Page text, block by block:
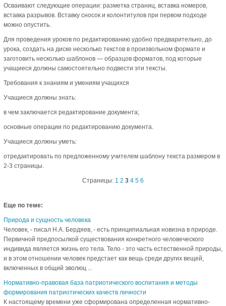
Осваивают следующие операции: разметка страниц, вставка номеров,
вставка разрывов. Вставку сносок и колонтитулов при первом подходе
можно опустить.
Для проведения уроков по редактированию удобно предварительно, до
урока, создать на диске несколько текстов в произвольном формате и
заготовить несколько шаблонов — образцов форматов, под которые
учащиеся должны самостоятельно подвести эти тексты.
Требования к знаниям и умениям учащихся
Учащиеся должны знать:
в чем заключается редактирование документа;
основные операции по редактированию документа.
Учащиеся должны уметь:
отредактировать по предложенному учителем шаблону текста размером в
2-3 страницы.
Страницы: 1 2 3 4 5 6
Еще по теме:
Природа и сущность человека
Человек, - писал Н.А. Бердяев, - есть принципиальная новизна в природе.
Первичной предпосылкой существования конкретного человеческого
индивида является жизнь его тела. Тело - это часть естественной природы,
и в этом отношении человек предстает как вещь среди других вещей,
включенных в общий эволюц ...
Нормативно-правовая база патриотического воспитания и методы
формирования патриотических качеств личности
К настоящему времени уже сформирована определенная нормативно-